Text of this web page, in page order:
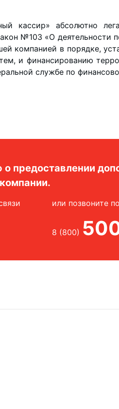
кассир» абсолютно
№103 «О
компанией в порядке,
и финансированию
службе по
предоставлении
или позвоните
8 (800)